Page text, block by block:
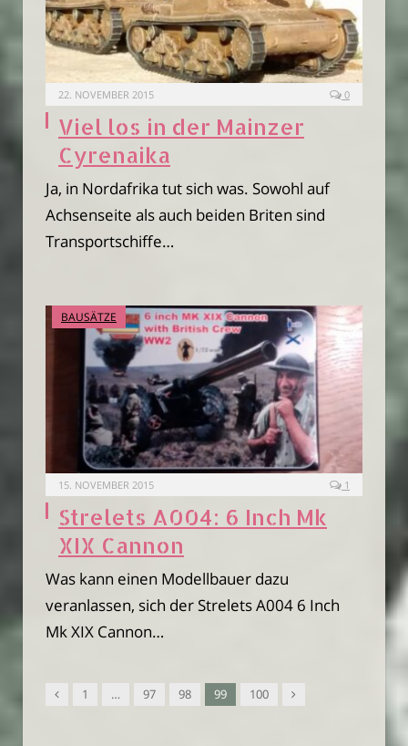
22. NOVEMBER 2015 0
Viel los in der Mainzer
Cyrenaika
Ja, in Nordafrika tut sich was. Sowohl auf
Achsenseite als auch beiden Briten sind
Transportschiffe…
BAUSÄTZE
15. NOVEMBER 2015 1
Strelets A004: 6 Inch Mk
XIX Cannon
Was kann einen Modellbauer dazu
veranlassen, sich der Strelets A004 6 Inch
Mk XIX Cannon…
Vorgänger
1 … 97 98 99 100 Nachfolger